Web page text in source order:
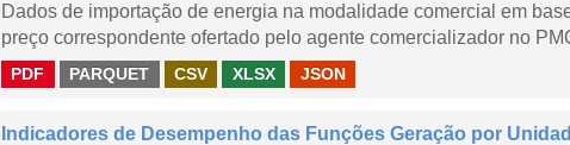
Dados de importação de energia na modalidade comercial em
preço correspondente ofertado pelo agente comercializador no
PDF PARQUET CSV XLSX JSON
Indicadores de Desempenho das Funções Geração por